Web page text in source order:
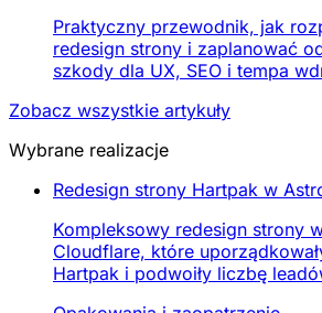
Praktyczny przewodnik, jak
redesign strony i zaplanować
szkody dla UX, SEO i tempa
Zobacz wszystkie artykuły
Wybrane realizacje
Redesign strony Hartpak w
Kompleksowy redesign strony
Cloudflare, które
Hartpak i podwoiły liczbę